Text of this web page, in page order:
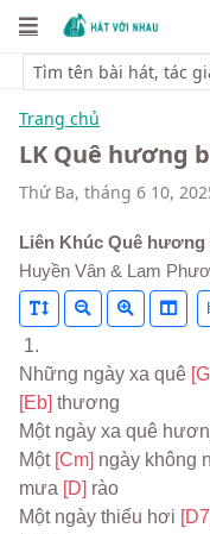
Trang chủ
LK Quê hương
Thứ Ba, tháng 6 10,
Liên Khúc Quê
Huyền Vân & Lam
1.
Những ngày xa quê
[Eb] thương
Một ngày xa quê
Một [Cm] ngày không
mưa [D] rào
Một ngày thiếu hơi